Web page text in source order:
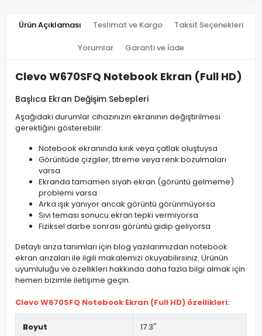
Ürün Açıklaması Teslimat ve Kargo Taksit Seçenekleri
Yorumlar Garanti ve İade
Clevo W670SFQ Notebook Ekran (Full HD)
Başlıca Ekran Değişim Sebepleri
Aşağıdaki durumlar cihazınızın ekranının değiştirilmesi
gerektiğini gösterebilir:
Notebook ekranında kırık veya çatlak oluştuysa
Görüntüde çizgiler, titreme veya renk bozulmaları
varsa
Ekranda tamamen siyah ekran (görüntü gelmeme)
problemi varsa
Arka ışık yanıyor ancak görüntü görünmüyorsa
Sıvı teması sonucu ekran tepki vermiyorsa
Fiziksel darbe sonrası görüntü gidip geliyorsa
Detaylı arıza tanımları için blog yazılarımızdan notebook
ekran arızaları ile ilgili makalemizi okuyabilirsiniz. Ürünün
uyumluluğu ve özellikleri hakkında daha fazla bilgi almak için
hemen bizimle iletişime geçin.
Clevo W670SFQ Notebook Ekran (Full HD) özellikleri:
Boyut 17.3''